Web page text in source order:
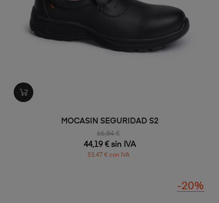
MOCASIN SEGURIDAD S2
66,84 €
44,19 € sin IVA
53,47 € con IVA
-20%